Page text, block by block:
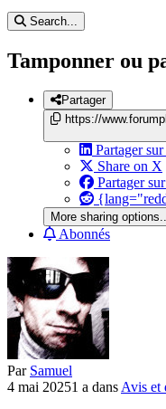
Search...
Tamponner ou
Partager
https://
Partager
Share on X
Partager
More sharing
Abonnés
Par Samuel
4 mai 20251 a dansAvis et